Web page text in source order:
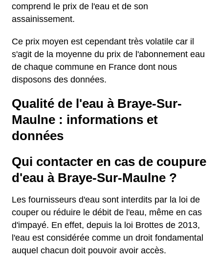
comprend le prix de l'eau et de son
assainissement.
Ce prix moyen est cependant très volatile car il
s'agit de la moyenne du prix de l'abonnement eau
de chaque commune en France dont nous
disposons des données.
Qualité de l'eau à Braye-Sur-
Maulne : informations et
données
Qui contacter en cas de coupure
d'eau à Braye-Sur-Maulne ?
Les fournisseurs d'eau sont interdits par la loi de
couper ou réduire le débit de l'eau, même en cas
d'impayé. En effet, depuis la loi Brottes de 2013,
l'eau est considérée comme un droit fondamental
auquel chacun doit pouvoir avoir accès.